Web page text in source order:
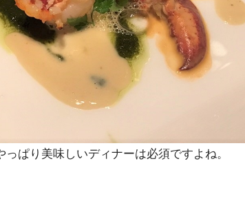
ぱり美味しいディナーは必須ですよね。